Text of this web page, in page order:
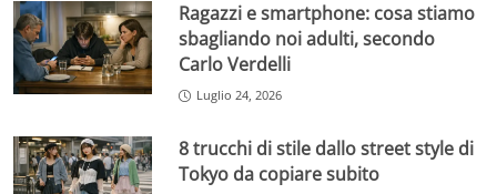
Ragazzi e smartphone: cosa stiamo
sbagliando noi adulti, secondo
Carlo Verdelli
Luglio 24, 2026
8 trucchi di stile dallo street style di
Tokyo da copiare subito